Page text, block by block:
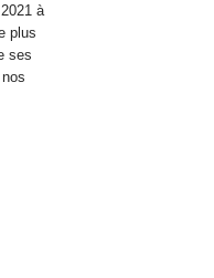
à
plus
ses